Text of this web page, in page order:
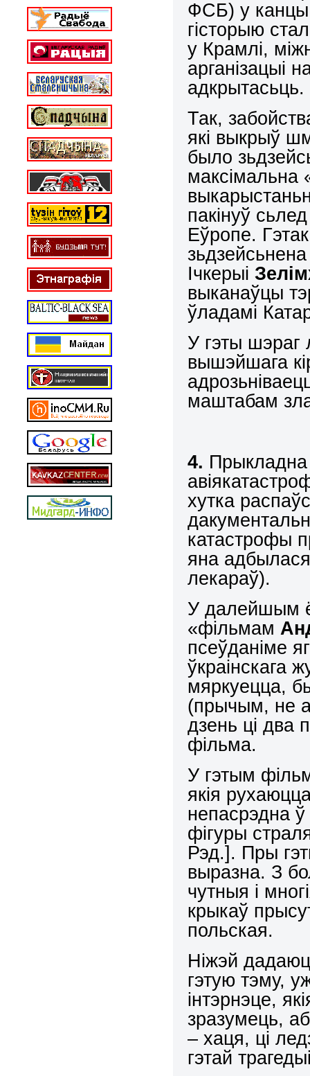
ФСБ) у канцы
гісторыю
у Крамлі,
арганізацыі
адкрытасьць.
Так,
які выкрыў
было
пакінуў
Еўропе.
Ічкерыі
выканаўцы
ўладамі
У гэты шэраг
вышэйшага
маштабам
4. Прыкладна
хутка
катастрофы
яна
лекараў).
У далейшым
«фільмам
псеўданіме
ўкраінскага
мяркуецца,
(прычым, не
дзень ці два
фільма.
У гэтым
якія
непасрэдна
фігуры
Рэд.]. Пры
выразна. З
чутныя і
крыкаў
польская.
Ніжэй
гэтую тэму,
інтэрнэце,
зразумець,
– хаця, ці
гэтай